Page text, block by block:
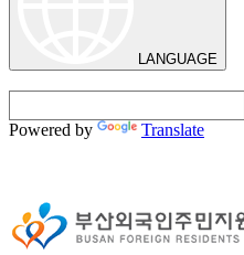
LANGUAGE
Powered by Translate